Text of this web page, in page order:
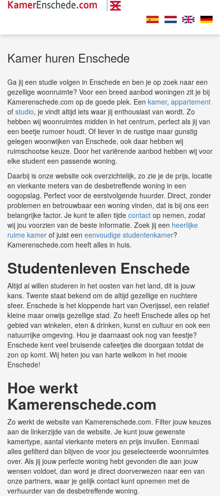
Kamer huren Enschede
Ga jij een studie volgen in Enschede en ben je op zoek naar een
gezellige woonruimte? Voor een breed aanbod woningen zit je bij
Kamerenschede.com op de goede plek. Een kamer, appartement
of studio, je vindt altijd iets waar jij enthousiast van wordt. Zo
hebben wij woonruimtes midden in het centrum, perfect als jij van
een beetje rumoer houdt. Of liever in de rustige maar gunstig
gelegen woonwijken van Enschede, ook daar hebben wij
ruimschootse keuze. Door het variërende aanbod hebben wij voor
elke student een passende woning.
Daarbij is onze website ook overzichtelijk, zo zie je de prijs, locatie
en vierkante meters van de desbetreffende woning in een
oogopslag. Perfect voor de eerstvolgende huurder. Direct, zonder
problemen en betrouwbaar een woning vinden, dat is bij ons een
belangrijke factor. Je kunt te allen tijde contact op nemen, zodat
wij jou voorzien van de beste informatie. Zoek jij een heerlijke
ruime kamer of juist een eenvoudige studentenkamer?
Kamerenschede.com heeft alles in huis.
Studentenleven Enschede
Altijd al willen studeren in het oosten van het land, dit is jouw
kans. Twente staat bekend om de altijd gezellige en nuchtere
sfeer. Enschede is het kloppende hart van Overijssel, een relatief
kleine maar onwijs gezellige stad. Zo heeft Enschede alles op het
gebied van winkelen, eten & drinken, kunst en cultuur en ook een
natuurrijke omgeving. Hou je daarnaast ook nog van feestje?
Enschede kent veel bruisende cafeetjes die doorgaan totdat de
zon op komt. Wij heten jou van harte welkom in het mooie
Enschede!
Hoe werkt
Kamerenschede.com
Zo werkt de website van Kamerenschede.com. Filter jouw keuzes
aan de linkerzijde van de website. Je kunt jouw gewenste
kamertype, aantal vierkante meters en prijs invullen. Eenmaal
alles gefilterd dan blijven de voor jou geselecteerde woonruimtes
over. Als jij jouw perfecte woning hebt gevonden die aan jouw
wensen voldoet, dan word je direct doorverwezen naar een van
onze partners, waar je gelijk contact kunt opnemen met de
verhuurder van de desbetreffende woning.